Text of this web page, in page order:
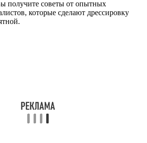
получите советы от опытных
которые сделают дрессировку